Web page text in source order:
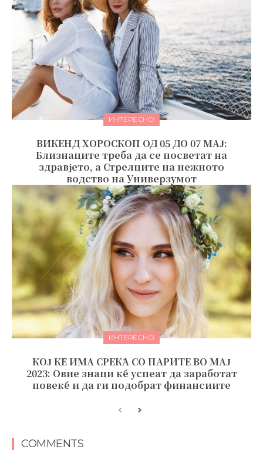
ИНТЕРЕСНО
ВИКЕНД ХОРОСКОП ОД 05 ДО 07 МАЈ:
Близнаците треба да се посветат на
здравјето, а Стрелците на нежното
водство на Универзумот
ИНТЕРЕСНО
КОЈ ЌЕ ИМА СРЕЌА СО ПАРИТЕ ВО МАЈ
2023: Овие знаци ќе успеат да заработат
повеќе и да ги подобрат финансиите
COMMENTS